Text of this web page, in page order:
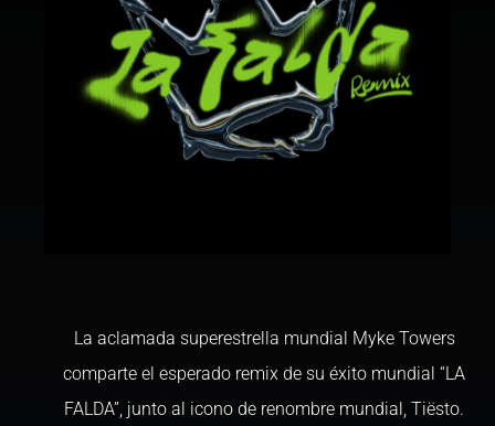
La aclamada superestrella mundial Myke Towers
comparte el esperado remix de su éxito mundial “LA
FALDA”, junto al icono de renombre mundial, Tiësto.